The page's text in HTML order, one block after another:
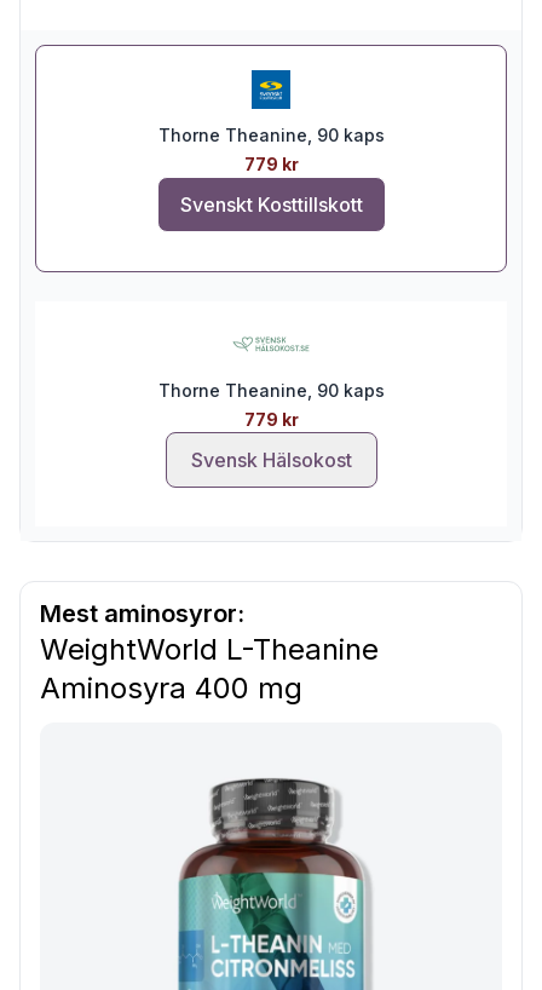
Thorne Theanine, 90 kaps
779 kr
Svenskt Kosttillskott
Thorne Theanine, 90 kaps
779 kr
Svensk Hälsokost
Mest aminosyror:
WeightWorld L-Theanine
Aminosyra 400 mg